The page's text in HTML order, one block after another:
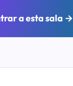
a esta sala →